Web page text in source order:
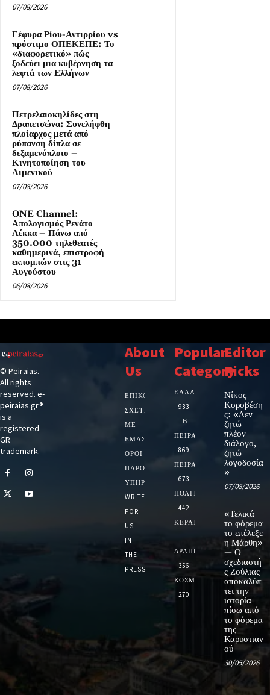
07/08/2026
Γέφυρα Ρίου-Αντιρρίου vs
πρόστιμο ΟΠΕΚΕΠΕ: Το
«διαφορετικό» πώς
ξοδεύει μια κυβέρνηση τα
λεφτά των Ελλήνων
07/08/2026
Πετρελαιοκηλίδες στη
Δραπετσώνα: Συνελήφθη
πλοίαρχος μετά από
ρύπανση δίπλα σε
δεξαμενόπλοιο –
Κινητοποίηση του
Λιμενικού
07/08/2026
ONE Channel:
Απολογισμός Ρενάτο
Λέκκα – Πάνω από
350.000 τηλεθεατές
καθημερινά, επιστροφή
εκπομπών στις 31
Αυγούστου
06/08/2026
© Peiraias.
All rights
reserved. e-
peiraias.gr®
is a
registered
GR
trademark.
About
Us
ΕΠΙΚΟΙΝΩΝΙΑ
ΣΧΕΤΙΚΆ
ΜΕ
ΕΜΆΣ
ΌΡΟΙ
ΠΑΡΟΧΉΣ
ΥΠΗΡΕΣΙΏΝ
WRITE
FOR
US
IN
THE
PRESS
Popular
Category
ΕΛΛΑΔΑ
933
Β
ΠΕΙΡΑΙΑ
869
ΠΕΙΡΑΙΑΣ
673
ΠΟΛΙΤΙΚΗ
442
ΚΕΡΑΤΣΙΝΙ
-
ΔΡΑΠΕΤΣΩΝΑ
356
ΚΟΣΜΟΣ
270
Editor
Picks
Νίκος
Κοροβέση
ς: «Δεν
ζητώ
πλέον
διάλογο,
ζητώ
λογοδοσία
»
07/08/2026
«Τελικά
το φόρεμα
το επέλεξε
η Μάρθη»
— Ο
σχεδιαστή
ς Ζούλιας
αποκαλύπ
τει την
ιστορία
πίσω από
το φόρεμα
της
Καρυστιαν
ού
30/05/2026